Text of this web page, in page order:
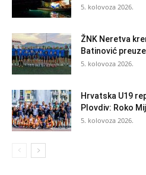
5. kolovoza 2026.
ŽNK Neretva
Batinović
5. kolovoza 2026.
Hrvatska U19
Plovdiv: Roko
5. kolovoza 2026.